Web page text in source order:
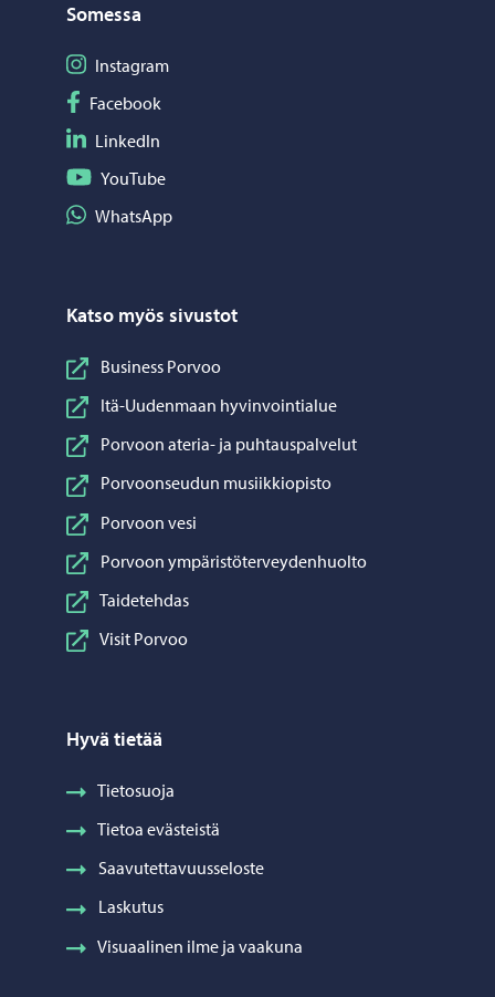
Somessa
Seuraa Instagram
Instagram
Seuraa Facebook
Facebook
Seuraa LinkedIn
LinkedIn
Seuraa YouTube
YouTube
Jaa WhatsApp
WhatsApp
Katso myös sivustot
Business Porvoo
Itä-Uudenmaan hyvinvointialue
Porvoon ateria- ja puhtauspalvelut
Porvoonseudun musiikkiopisto
Porvoon vesi
Porvoon ympäristöterveydenhuolto
Taidetehdas
Visit Porvoo
Hyvä tietää
Tietosuoja
Tietoa evästeistä
Saavutettavuusseloste
Laskutus
Visuaalinen ilme ja vaakuna